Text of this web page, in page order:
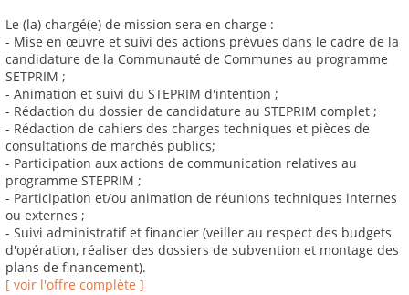
Le (la) chargé(e) de mission sera en charge :
- Mise en œuvre et suivi des actions prévues dans le cadre de la
candidature de la Communauté de Communes au programme
SETPRIM ;
- Animation et suivi du STEPRIM d'intention ;
- Rédaction du dossier de candidature au STEPRIM complet ;
- Rédaction de cahiers des charges techniques et pièces de
consultations de marchés publics;
- Participation aux actions de communication relatives au
programme STEPRIM ;
- Participation et/ou animation de réunions techniques internes
ou externes ;
- Suivi administratif et financier (veiller au respect des budgets
d'opération, réaliser des dossiers de subvention et montage des
plans de financement).
[ voir l'offre complète ]